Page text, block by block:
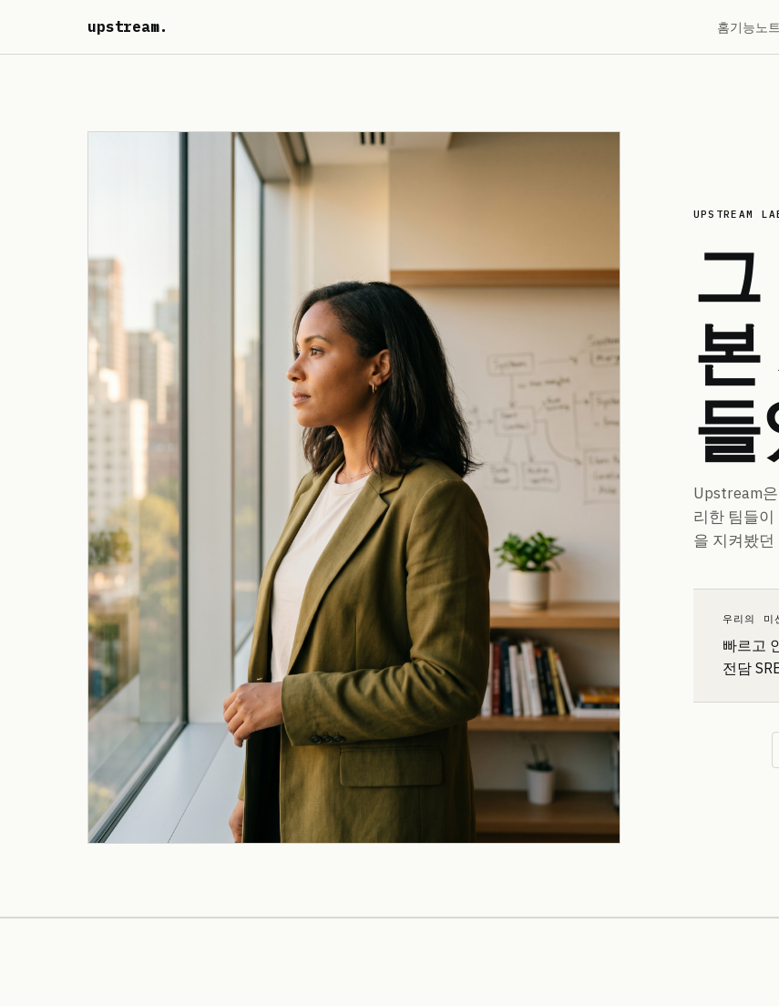
upstream. 홈기능노트
UPSTREAM
Upstream
리한 팀들
을 지켜봤
우리의 미
빠르고
전담